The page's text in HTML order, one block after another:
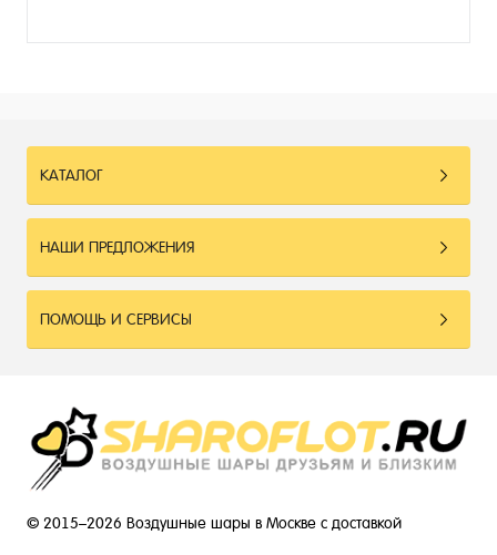
КАТАЛОГ
НАШИ ПРЕДЛОЖЕНИЯ
ПОМОЩЬ И СЕРВИСЫ
© 2015–2026 Воздушные шары в Москве с доставкой